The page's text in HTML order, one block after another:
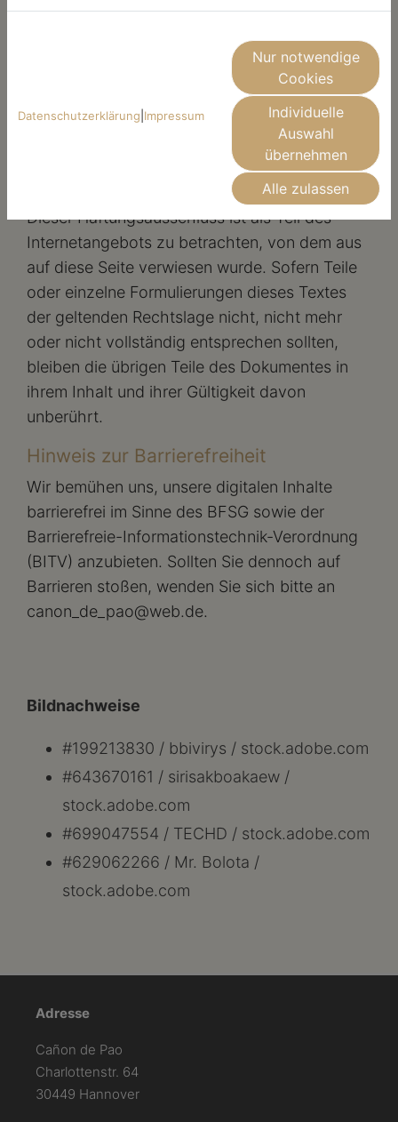
möglich und zumutbar wäre, die Nutzung im
Falle rechtswidriger Inhalte zu verhindern.
Werden uns Rechtsverletzungen bekannt,
werden die externen Links durch uns
unverzüglich entfernt.
Dieser Haftungsausschluss ist als Teil des
Internetangebots zu betrachten, von dem aus
auf diese Seite verwiesen wurde. Sofern Teile
oder einzelne Formulierungen dieses Textes
der geltenden Rechtslage nicht, nicht mehr
oder nicht vollständig entsprechen sollten,
bleiben die übrigen Teile des Dokumentes in
ihrem Inhalt und ihrer Gültigkeit davon
unberührt.
Hinweis zur Barrierefreiheit
Wir bemühen uns, unsere digitalen Inhalte
barrierefrei im Sinne des BFSG sowie der
Barrierefreie-Informationstechnik-Verordnung
(BITV) anzubieten. Sollten Sie dennoch auf
Barrieren stoßen, wenden Sie sich bitte an
canon_de_pao@web.de.
Bildnachweise
#199213830 / bbivirys / stock.adobe.com
#643670161 / sirisakboakaew /
stock.adobe.com
#699047554 / TECHD / stock.adobe.com
#629062266 / Mr. Bolota /
stock.adobe.com
Adresse
Cañon de Pao
Charlottenstr. 64
30449 Hannover
Datenschutzerklärung Impressum
Nur notwendige
Cookies
Individuelle
Auswahl
übernehmen
Alle zulassen